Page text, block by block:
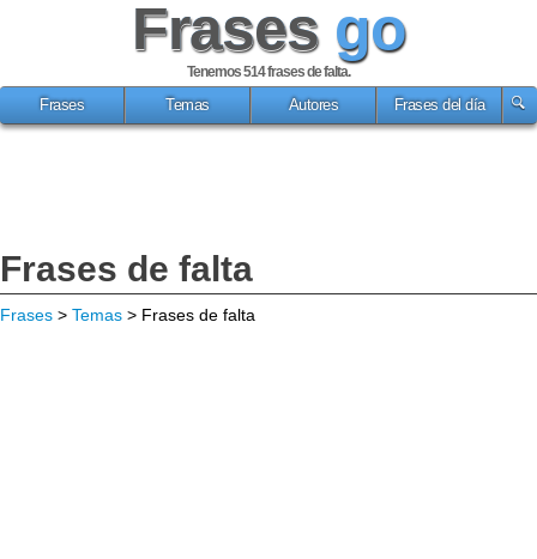
Frases go
Tenemos 514frases de falta.
Frases
Temas Autores Frases del día
Frases de falta
Frases > Temas > Frases de falta